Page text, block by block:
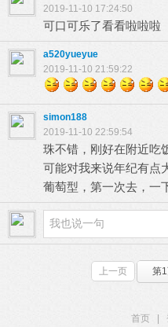
2019-11-10 17:24:50
可口可乐了看看啦啦啦
a520yueyue
2019-11-10 21:59:22
simon188
2019-11-10 22:59:54
珠不错，刚好在附近吃
可能对我来说年纪有点
葡萄型，第一次去，一
上一页 第
首页